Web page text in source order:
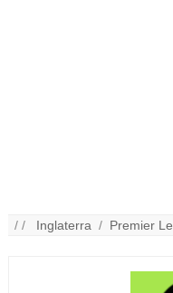
/ / Inglaterra / Premier